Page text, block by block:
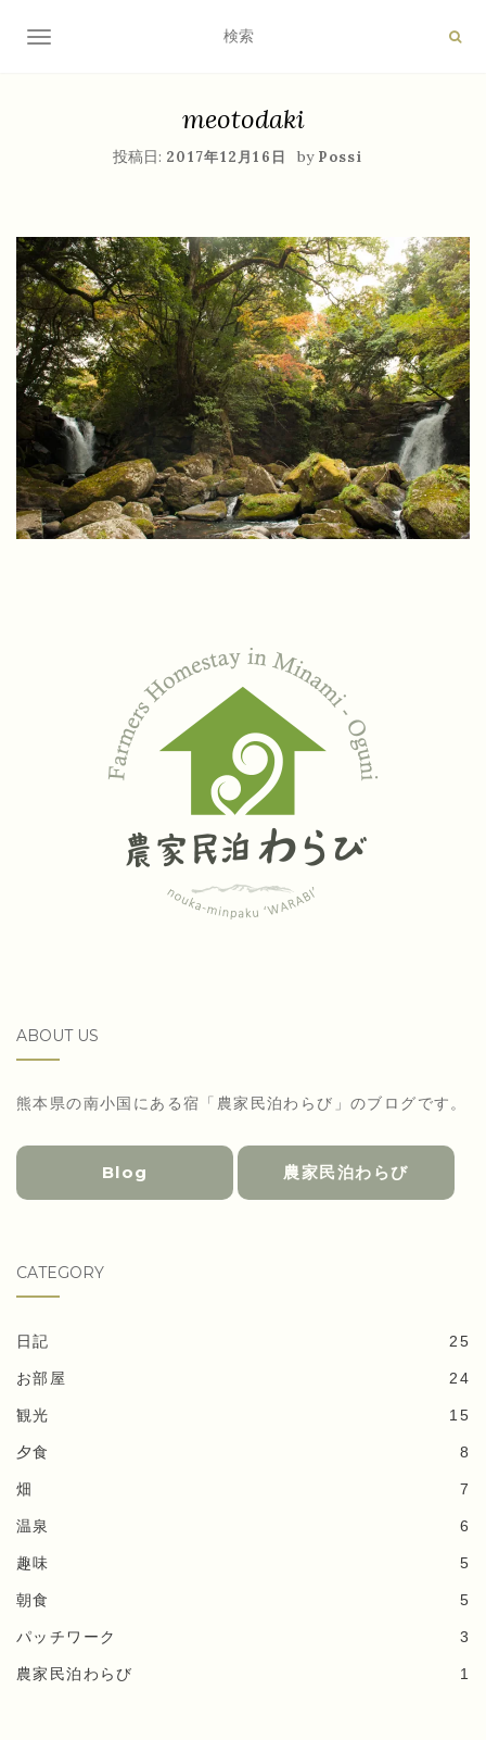
ナビゲーション切り替え
meotodaki
投稿日: 2017年12月16日 by Possi
ABOUT US
熊本県の南小国にある宿「農家民泊わらび」のブログです。
Blog 農家民泊わらび
CATEGORY
日記 25
お部屋 24
観光 15
夕食 8
畑 7
温泉 6
趣味 5
朝食 5
パッチワーク 3
農家民泊わらび 1